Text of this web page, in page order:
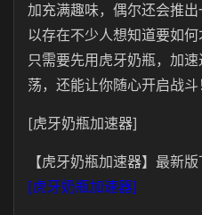
加充满趣味，偶尔还会推
以存在不少人想知道要如何
只需要先用虎牙奶瓶，加
荡，还能让你随心开启战斗
[虎牙奶瓶加速器]
【虎牙奶瓶加速器】最新
[虎牙奶瓶加速器]